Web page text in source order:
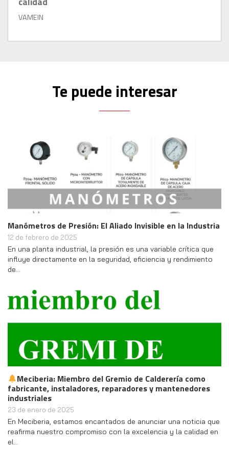
VAMEIN
Te puede interesar
Manómetros de Presión: El Aliado Invisible en la Industria
12 de febrero de 2025
En una planta industrial, la presión es una variable crítica que
influye directamente en la seguridad, eficiencia y rendimiento
de…
Meciberia: Miembro del Gremio de Calderería como
fabricante, instaladores, reparadores y mantenedores
industriales
23 de enero de 2025
En Meciberia, estamos encantados de anunciar una noticia que
reafirma nuestro compromiso con la excelencia y la calidad en
el…